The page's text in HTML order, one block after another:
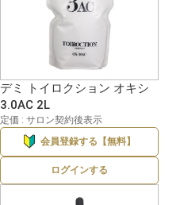
デミ トイロクション オキシ
3.0AC 2L
定価 : サロン契約後表示
会員登録する【無料】
ログインする